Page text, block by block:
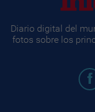
Diario digital del
fotos sobre los